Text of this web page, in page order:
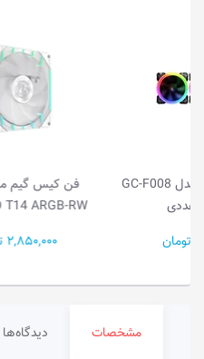
فن کیس گیم مکس مدل
TORNADO T14 ARGB-RW
مشخصات دیدگاه‌ها